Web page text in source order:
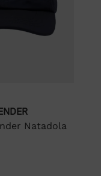
Natadola